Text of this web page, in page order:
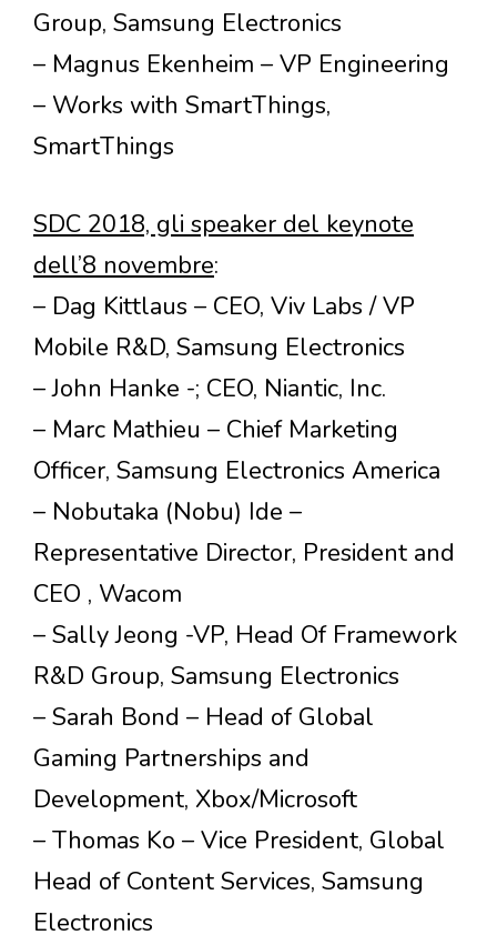
Group, Samsung Electronics
– Magnus Ekenheim – VP Engineering
– Works with SmartThings,
SmartThings
SDC 2018, gli speaker del keynote
dell’8 novembre:
– Dag Kittlaus – CEO, Viv Labs / VP
Mobile R&D, Samsung Electronics
– John Hanke -; CEO, Niantic, Inc.
– Marc Mathieu – Chief Marketing
Officer, Samsung Electronics America
– Nobutaka (Nobu) Ide –
Representative Director, President and
CEO , Wacom
– Sally Jeong -VP, Head Of Framework
R&D Group, Samsung Electronics
– Sarah Bond – Head of Global
Gaming Partnerships and
Development, Xbox/Microsoft
– Thomas Ko – Vice President, Global
Head of Content Services, Samsung
Electronics